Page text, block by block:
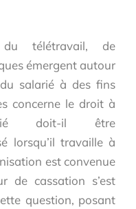
télétravail, de
émergent autour
salarié à des fins
concerne le droit à
doit-il être
lorsqu’il travaille à
est convenue
de cassation s’est
question, posant